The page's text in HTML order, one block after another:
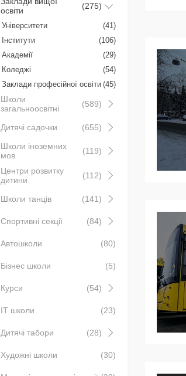
освіти
(275)
Університети
(41)
Інститути
(106)
Академії
(29)
Коледжі
(54)
Заклади професійної освіти (45)
Школи
загальноосвітні
(589)
Дитячі садочки
(655)
Школи іноземних
мов
(119)
Центри розвитку
дитини
(112)
Школи танців (141)
Спортивні секції (84)
Автошколи (80)
Бізнес школи (5)
Курси (54)
IT школи (23)
Дитячі табори (28)
Художні школи (30)